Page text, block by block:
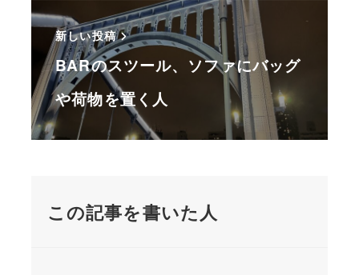
新しい投稿
BARのスツール、ソファにバッグ
や荷物を置く人
この記事を書いた人